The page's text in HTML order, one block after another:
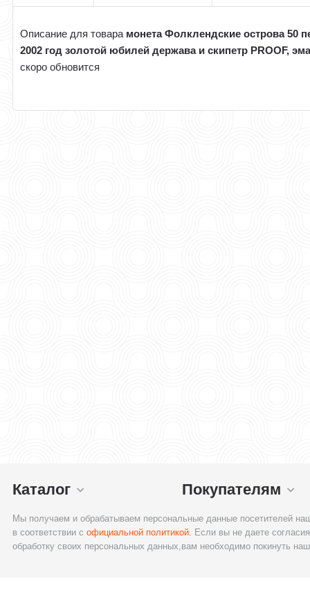
Описание для товара монета Фолклендские острова 50
2002 год золотой юбилей держава и скипетр PROOF,
скоро обновится
Каталог Покупателям
Мы получаем и обрабатываем персональные данные посетителей
в соответствии софициальной политикой. Если вы не даете
обработку своих персональных данных,вам необходимо покинуть